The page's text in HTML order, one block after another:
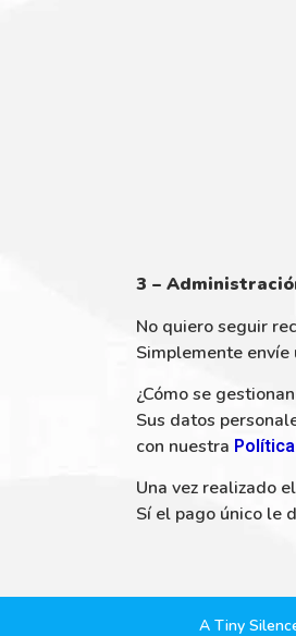
3 –
No quiero seguir
Simplemente envíe
¿Cómo se
Sus datos
con nuestra
Una vez realizado
Sí el pago único le
A Tiny